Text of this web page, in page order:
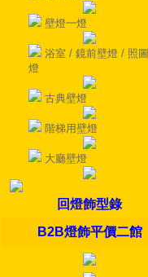
壁燈一燈
浴室 / 鏡前壁燈 / 照圖
燈
古典壁燈
階梯用壁燈
大廳壁燈
回燈飾型錄
B2B燈飾平價二館